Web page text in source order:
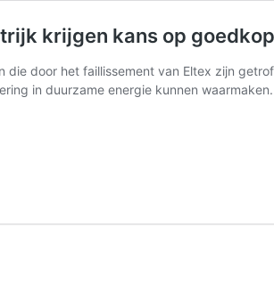
krijgen kans op
die door het faillissement van Eltex zijn
in duurzame energie kunnen waarmaken.